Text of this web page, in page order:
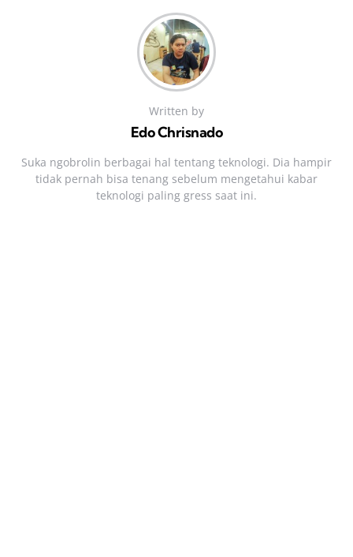
Written by
Edo Chrisnado
Suka ngobrolin berbagai hal tentang teknologi. Dia hampir
tidak pernah bisa tenang sebelum mengetahui kabar
teknologi paling gress saat ini.